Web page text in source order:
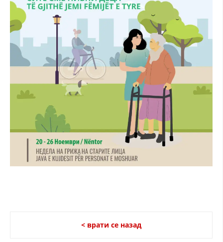
СТРУКТУРА И ОРГАНИЗАЦИОНА ПОСТАВЕНОСТ
ДИСЕМИНАЦИЈА
MЕЃУНАРОДНО ХУМАНИТАРНО ПРАВО
ПРОМОЦИЈА НА ХУМАНИ ВРЕДНОСТИ
УПОТРЕБА И ЗАШТИТА НА АМБЛЕМОТ
СОЦИЈАЛНО ХУМАНИТАРНА ДЕЈНОСТ
КАКО ДА ДОНИРАТЕ
ПОДГОТВЕНОСТ И ДЕЈСТВО ПРИ КАТАСТРОФИ
< врати се назад